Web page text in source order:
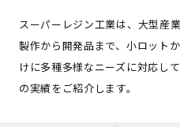
スーパーレジン工業は、大型産
製作から開発品まで、小ロット
けに多種多様なニーズに対応し
の実績をご紹介します。